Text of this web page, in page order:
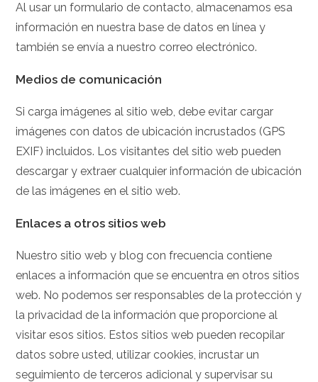
Al usar un formulario de contacto, almacenamos esa
información en nuestra base de datos en línea y
también se envía a nuestro correo electrónico.
Medios de comunicación
Si carga imágenes al sitio web, debe evitar cargar
imágenes con datos de ubicación incrustados (GPS
EXIF) incluidos. Los visitantes del sitio web pueden
descargar y extraer cualquier información de ubicación
de las imágenes en el sitio web.
Enlaces a otros sitios web
Nuestro sitio web y blog con frecuencia contiene
enlaces a información que se encuentra en otros sitios
web. No podemos ser responsables de la protección y
la privacidad de la información que proporcione al
visitar esos sitios. Estos sitios web pueden recopilar
datos sobre usted, utilizar cookies, incrustar un
seguimiento de terceros adicional y supervisar su